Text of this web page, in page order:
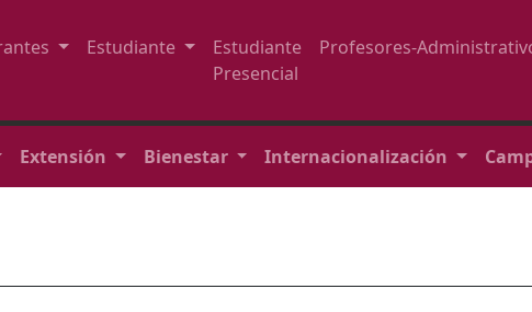
Estudiante
Estudiante
Presencial
Profesores-
Extensión Bienestar Internacionalización